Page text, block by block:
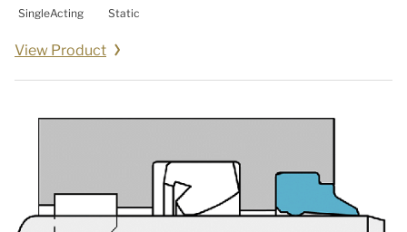
SingleActing Static
View Product